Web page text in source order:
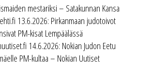
mestariksi – Satakunnan Kansa
13.6.2026: Pirkanmaan judotoivot
PM-kisat Lempäälässä
14.6.2026: Nokian Judon Eetu
PM-kultaa – Nokian Uutiset